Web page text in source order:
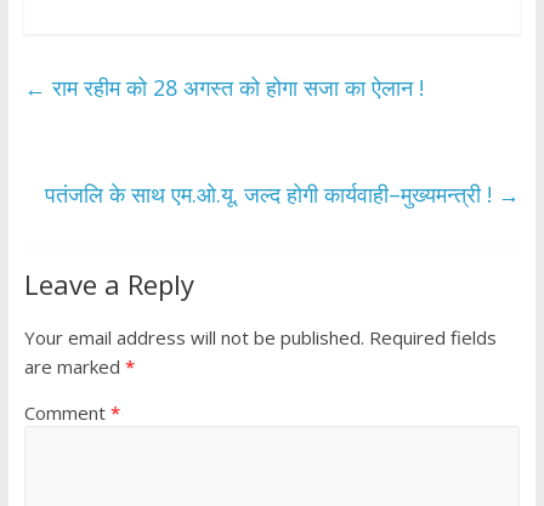
b
k
er s
p
e
← राम रहीम को 28 अगस्त को होगा सजा का ऐलान !
पतंजलि के साथ एम.ओ.यू. जल्द होगी कार्यवाही–मुख्यमन्त्री ! →
Leave a Reply
Your email address will not be published. Required fields
are marked *
Comment *